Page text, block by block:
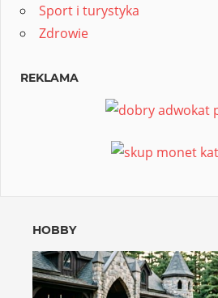
Sport i turystyka
Zdrowie
REKLAMA
HOBBY